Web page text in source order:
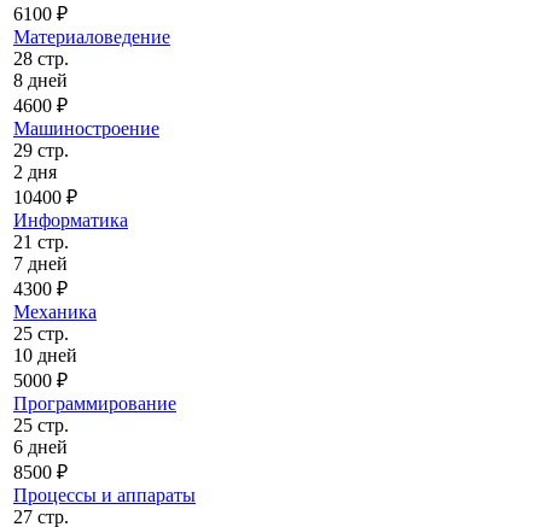
6100 ₽
Материаловедение
28 стр.
8 дней
4600 ₽
Машиностроение
29 стр.
2 дня
10400 ₽
Информатика
21 стр.
7 дней
4300 ₽
Механика
25 стр.
10 дней
5000 ₽
Программирование
25 стр.
6 дней
8500 ₽
Процессы и аппараты
27 стр.